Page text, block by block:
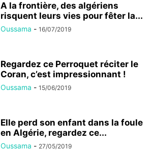
A la frontière, des algériens
risquent leurs vies pour fêter la...
Oussama - 16/07/2019
Regardez ce Perroquet réciter le
Coran, c’est impressionnant !
Oussama - 15/06/2019
Elle perd son enfant dans la foule
en Algérie, regardez ce...
Oussama - 27/05/2019